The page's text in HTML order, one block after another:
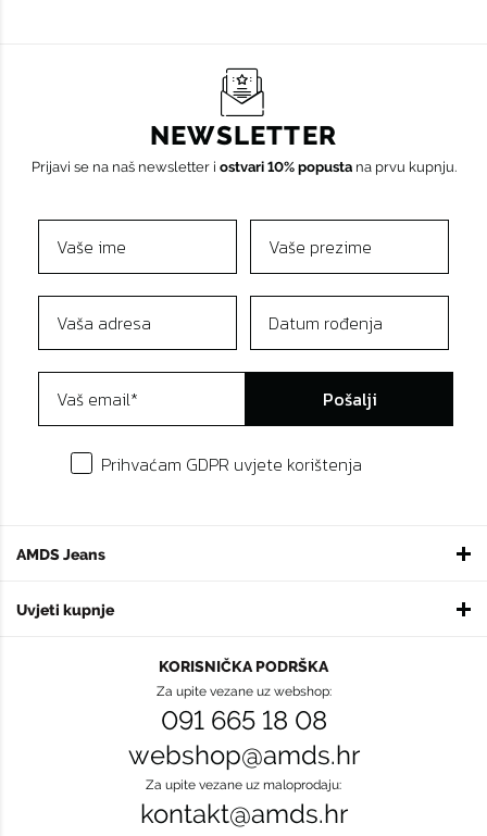
AMDS Jeans
Uvjeti kupnje
NEWSLETTER
Prijavi se na naš newsletter i ostvari 10% popustana prvu kupnju.
Pošalji
Prihvaćam GDPR uvjete korištenja
KORISNIČKA PODRŠKA
Za upite vezane uz webshop:
091 665 18 08
webshop@amds.hr
Za upite vezane uz maloprodaju:
kontakt@amds.hr